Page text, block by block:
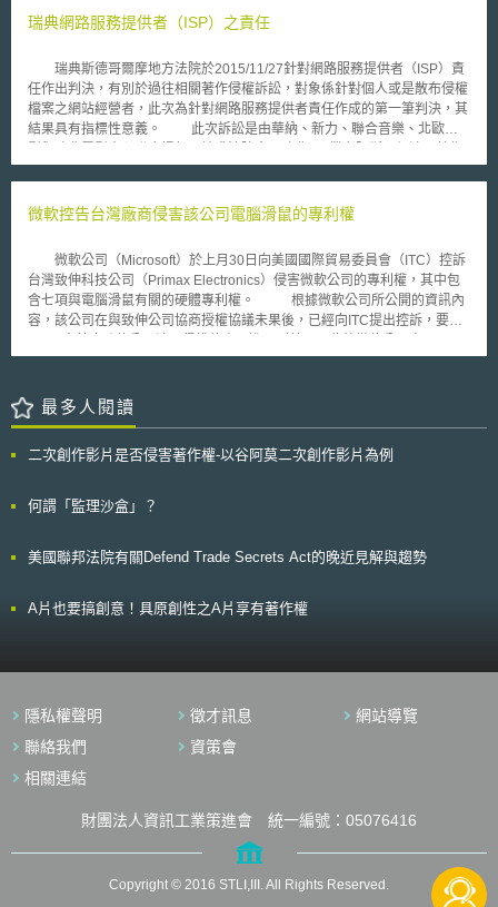
非中國知名涼茶「王老吉」所屬的廣州醫藥集團有限公司，若終審法院最後
「王老吉」品牌。因此企業若要避免此類商標搶註風險，應事前在品牌拓展
規劃時期同步做好「商標布局」規劃。否則，只能透過事後向商標專責機關
「即時主張救濟」，如：以「商標未使用」主張申請廢止該商標。 本文同
步刊登於TIPS網站（https://www.tips.org.tw）
相關服務，該計畫以現行飛航程序與基礎設施為利用基礎，並就航空器與飛
何場域之計畫指南（planning guide），並臚列關鍵整合目標與順序。本次
計畫著重之處簡述如下： （1）運作：飛行員將能按預定飛行計畫駕駛新先
進移動航空器往返多地；AAM航空器將盡可能使用機場周圍等級B與C空域
範圍內之既有或修正的低空目視飛行規則（Visual Flight Rules, VFR）路
初AAM將運作於既有的直升機場、商業服務機場與通用航空（general
裝。 （3）電網（Power Grid）：電網可能需要升級以供AAM操作；FAA與
美國國家再生能源實驗室（National Renewable Energy Laboratory,
NREL）簽署機構間的協議，以確定航空器電氣化（electrification）對垂直
機場、直升機場或機場電網的影響。 （4）安全：美國國土安全部
（Department of Homeland Security, DHS）將確定必要的AAM安全類型；
美國運輸安全管理局（Transportation Security Administration, TSA）與
高資安要求之需求。 （5）環境：FAA將斟酌AAM運作的環境影響，包括噪
音、空氣品質、視覺干擾及對野生生物的破壞等因素。 （6）公眾參與：為
方、州及社區進行合作；許多利害關係人（如AAM營運商、機場與垂直機場
瑞典網路服務提供者（ISP）之責任
瑞典斯德哥爾摩地方法院於2015/11/27針對網路服務提供者（ISP）責
任作出判決，有別於過往相關著作侵權訴訟，對象係針對個人或是散布侵權
檔案之網站經營者，此次為針對網路服務提供者責任作成的第一筆判決，其
結果具有指標性意義。 此次訴訟是由華納、新力、聯合音樂、北歐電
權侵害之網站連結。原告等聲稱被告提供網路連接到侵權網站之行為，已構
行為。然法院未予採納，認為：（一）依歐盟指令（Infosoc-directivet）之
作權法已提供禁制令（föreläggande）之申請予著作權人，藉此對抗參與侵
害行為的幫助犯。可見瑞典著作權法已符合指令之要求。（二）其次，法院
認定本案被告係單純提供其顧客網路聯結到侵權網站，不構成瑞典著作權法
上之參與侵權行為。因所謂參與必須是客觀上對侵權行為人有幫助行為（如
上訴，後續發展有待觀察。
微軟控告台灣廠商侵害該公司電腦滑鼠的專利權
微軟公司（Microsoft）於上月30日向美國國際貿易委員會（ITC）控訴
台灣致伸科技公司（Primax Electronics）侵害微軟公司的專利權，其中包
含七項與電腦滑鼠有關的硬體專利權。 根據微軟公司所公開的資訊內
容，該公司在與致伸公司協商授權協議未果後，已經向ITC提出控訴，要求
Horacio Gutierrez表示，在該公司提告之前曾多次與致伸公司協商相關授權
司向ITC控告致伸公司侵犯該公司七項的專利權，這些專利權的內容主要是
與電腦滑鼠的技術有關。其中一項為U2技術，該技術可以讓電腦滑鼠連結
連接埠。另外還有一項技術為TiltWheel，該技術使滾輪可以左右方向的滾
到專利相關案件的控訴後，會視案件的複雜程度，在12-18個月內完成審理
最多人閱讀
二次創作影片是否侵害著作權-以谷阿莫二次創作影片為例
何謂「監理沙盒」？
美國聯邦法院有關Defend Trade Secrets Act的晚近見解與趨勢
A片也要搞創意！具原創性之A片享有著作權
隱私權聲明 徵才訊息
網站導覽
聯絡我們
資策會
相關連結
財團法人資訊工業策進會 統一編號：05076416
Copyright © 2016 STLI,III. All Rights Reserved.